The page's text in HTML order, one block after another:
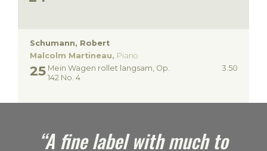
Schumann, Robert
Malcolm Martineau, Piano
3.50
Mein Wagen rollet langsam, Op.
142 No. 4
“A fine label with much to